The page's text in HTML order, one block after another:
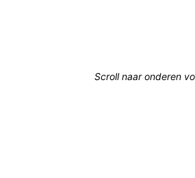
Scroll naar onderen